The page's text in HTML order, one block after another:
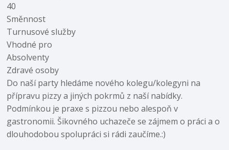
40
Směnnost
Turnusové služby
Vhodné pro
Absolventy
Zdravé osoby
Do naší party hledáme nového kolegu/kolegyni na
přípravu pizzy a jiných pokrmů z naší nabídky.
Podmínkou je praxe s pizzou nebo alespoň v
gastronomii. Šikovného uchazeče se zájmem o práci a o
dlouhodobou spolupráci si rádi zaučíme.:)